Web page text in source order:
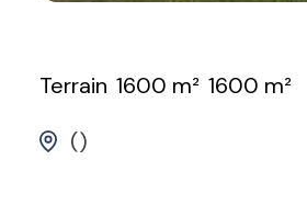
Terrain 1600 m² 1600 m²
()